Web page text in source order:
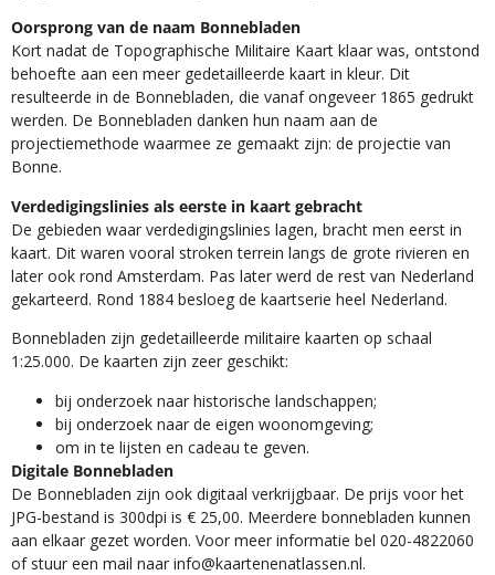
Oorsprong van de naam Bonnebladen
Kort nadat de Topographische Militaire Kaart klaar was, ontstond
behoefte aan een meer gedetailleerde kaart in kleur. Dit
resulteerde in de Bonnebladen, die vanaf ongeveer 1865 gedrukt
werden. De Bonnebladen danken hun naam aan de
projectiemethode waarmee ze gemaakt zijn: de projectie van
Bonne.
Verdedigingslinies als eerste in kaart gebracht
De gebieden waar verdedigingslinies lagen, bracht men eerst in
kaart. Dit waren vooral stroken terrein langs de grote rivieren en
later ook rond Amsterdam. Pas later werd de rest van Nederland
gekarteerd. Rond 1884 besloeg de kaartserie heel Nederland.
Bonnebladen zijn gedetailleerde militaire kaarten op schaal
1:25.000. De kaarten zijn zeer geschikt:​
​bij onderzoek naar historische landschappen;
bij onderzoek naar de eigen woonomgeving;
om in te lijsten en cadeau te geven.
Digitale Bonnebladen
De Bonnebladen zijn ook digitaal verkrijgbaar. De prijs voor het
JPG-bestand is 300dpi is € 25,00. Meerdere bonnebladen kunnen
aan elkaar gezet worden. Voor meer informatie bel 020-4822060
of stuur een mail naar info@kaartenenatlassen.nl.